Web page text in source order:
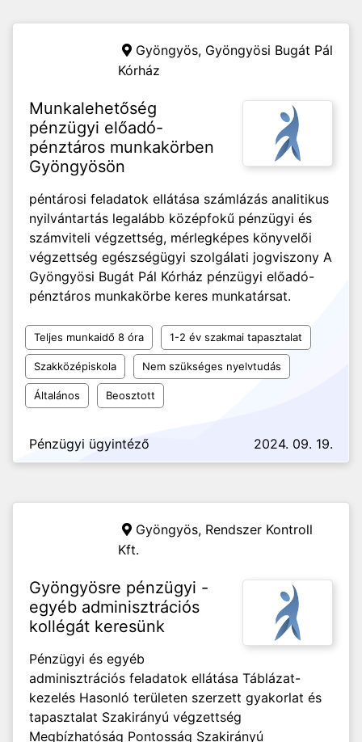
Gyöngyös, Gyöngyösi Bugát Pál
Kórház
Munkalehetőség
pénzügyi előadó-
pénztáros munkakörben
Gyöngyösön
péntárosi feladatok ellátása számlázás analitikus
nyilvántartás legalább középfokű pénzügyi és
számviteli végzettség, mérlegképes könyvelői
végzettség egészségügyi szolgálati jogviszony A
Gyöngyösi Bugát Pál Kórház pénzügyi előadó-
pénztáros munkakörbe keres munkatársat.
Teljes munkaidő 8 óra 1-2 év szakmai tapasztalat
Szakközépiskola Nem szükséges nyelvtudás
Általános Beosztott
Pénzügyi ügyintéző 2024. 09. 19.
Gyöngyös, Rendszer Kontroll
Kft.
Gyöngyösre pénzügyi -
egyéb adminisztrációs
kollégát keresünk
Pénzügyi és egyéb
adminisztrációs feladatok ellátása Táblázat-
kezelés Hasonló területen szerzett gyakorlat és
tapasztalat Szakirányú végzettség
Megbízhatóság Pontosság Szakirányú